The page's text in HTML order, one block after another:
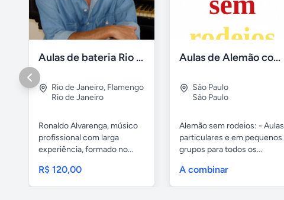
Aulas de bateria Rio de Janeiro
Rio de Janeiro, Flamengo
Rio de Janeiro
Ronaldo Alvarenga, músico
profissional com larga
experiência, formado no...
R$ 120,00
Aulas de Alemão com Professor Nativo
São Paulo
São Paulo
Alemão sem rodeios: - Aulas
particulares e em pequenos
grupos para todos os...
A combinar